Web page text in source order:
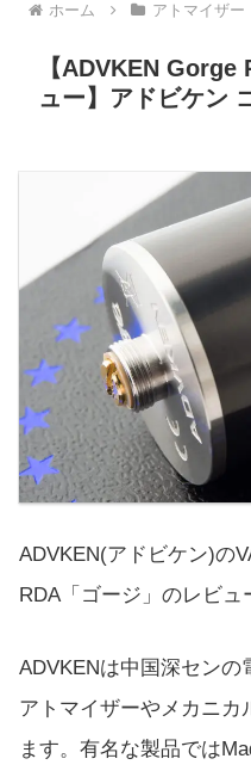
ホーム アトマイザー
【ADVKEN Gorge
ュー】アドビケン
ADVKEN(アドビケン)の
RDA「ゴージ」のレビュ
ADVKENは中国深セン
アトマイザーやメカニカ
ます。有名な製品では